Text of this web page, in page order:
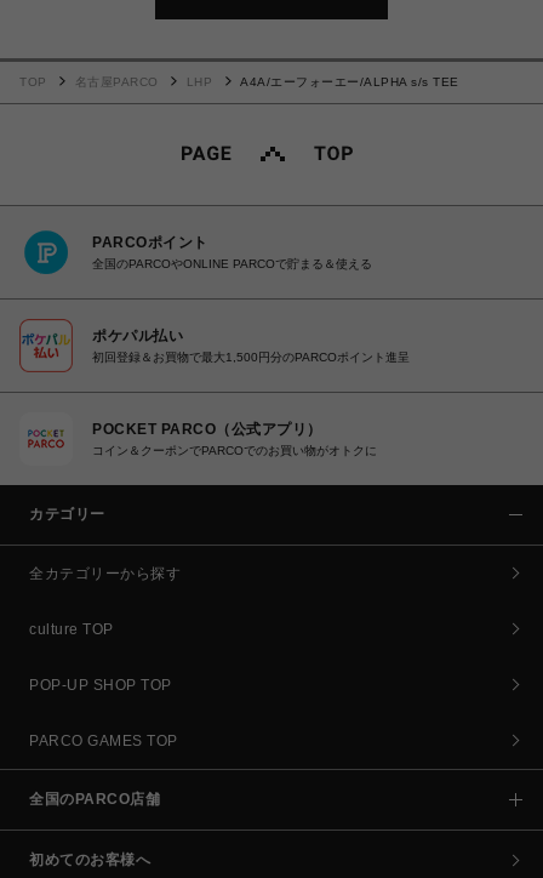
TOP 名古屋PARCO LHP A4A/エーフォーエー/ALPHA s/s TEE
PARCOポイント
全国のPARCOやONLINE PARCOで貯まる＆使える
ポケパル払い
初回登録＆お買物で最大1,500円分のPARCOポイント進呈
POCKET PARCO（公式アプリ）
コイン＆クーポンでPARCOでのお買い物がオトクに
カテゴリー
全カテゴリーから探す
culture TOP
POP-UP SHOP TOP
PARCO GAMES TOP
全国のPARCO店舗
初めてのお客様へ